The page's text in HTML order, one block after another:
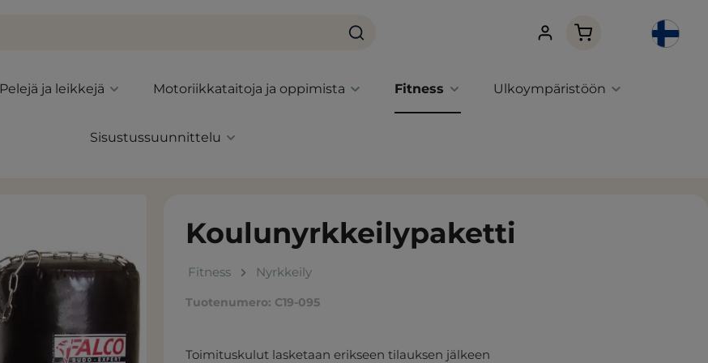
Ostoskori sisältää
Pelejä ja leikkejä Motoriikkataitoja ja oppimista Fitness Ulkoympäristöön
Sisustussuunnittelu
Koulunyrkkeilypaketti
Fitness Nyrkkeily
Tuotenumero: C19-095
Toimituskulut lasketaan erikseen tilauksen jälkeen